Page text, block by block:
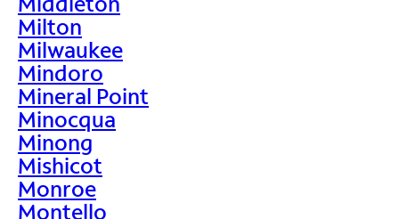
Milton
Milwaukee
Mindoro
Mineral Point
Minocqua
Minong
Mishicot
Monroe
Montello